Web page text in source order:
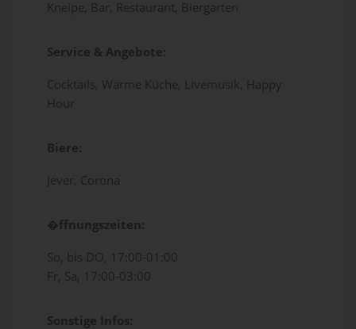
Kneipe, Bar, Restaurant, Biergarten
Service & Angebote:
Cocktails, Warme Küche, Livemusik, Happy
Hour
Biere:
Jever, Corona
�ffnungszeiten:
So, bis DO, 17:00-01:00
Fr, Sa, 17:00-03:00
Sonstige Infos: